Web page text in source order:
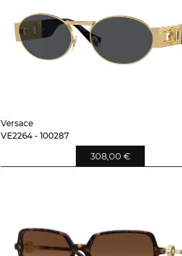
Versace
VE2264 - 100287
308,00 €